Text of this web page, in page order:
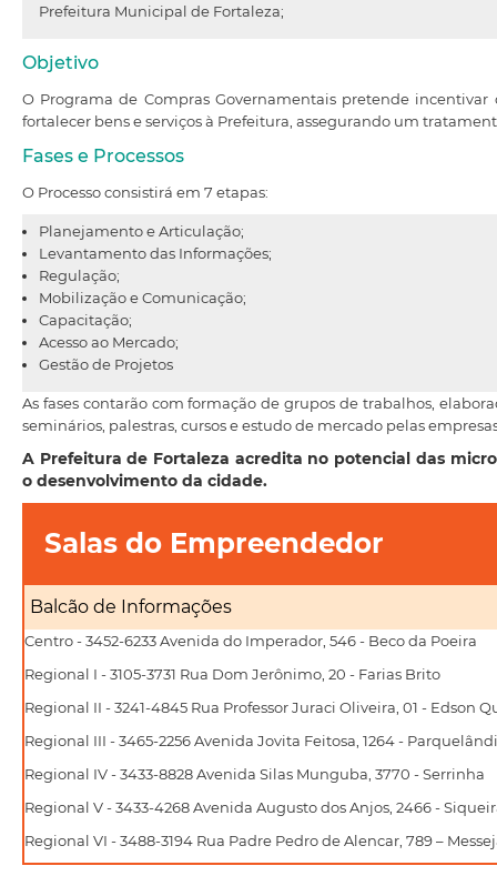
Prefeitura Municipal de Fortaleza;
Objetivo
O Programa de Compras Governamentais pretende
fortalecer bens e serviços à Prefeitura, assegurando um
Fases e Processos
O Processo consistirá em 7 etapas:
Planejamento e Articulação;
Levantamento das Informações;
Regulação;
Mobilização e Comunicação;
Capacitação;
Acesso ao Mercado;
Gestão de Projetos
As fases contarão com formação de grupos de trabalhos,
seminários, palestras, cursos e estudo de mercado pelas
A Prefeitura de Fortaleza acredita no potencial das
o desenvolvimento da cidade.
Salas do Empreendedor
Balcão de Informações
Centro - 3452-6233 Avenida do Imperador, 546 - Beco da Poeira
Regional I - 3105-3731 Rua Dom Jerônimo, 20 - Farias Brito
Regional II - 3241-4845 Rua Professor Juraci Oliveira, 01 - Edson
Regional III - 3465-2256 Avenida Jovita Feitosa, 1264 -
Regional IV - 3433-8828 Avenida Silas Munguba, 3770 - Serrinha
Regional V - 3433-4268 Avenida Augusto dos Anjos, 2466 -
Regional VI - 3488-3194 Rua Padre Pedro de Alencar, 789 –